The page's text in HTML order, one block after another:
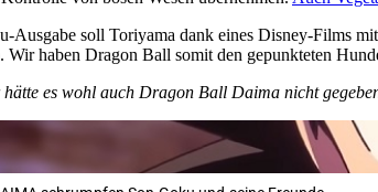
Ausgabe soll Toriyama dank eines Disney-Films
Wir haben Dragon Ball somit den gepunkteten
es wohl auch Dragon Ball Daima nicht